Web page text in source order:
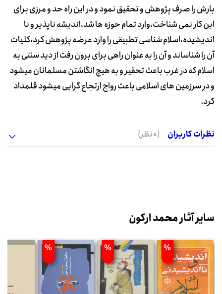
بارش را صرف پژوهش و تحقیق نمود و در این راه حد و مرزی برای
این کار نمی شناخت.وارد تمام حوزه ها شد،اندیشه ناپذیر و نا
اندیشیده،اسلام شناسی تطبیقی را وارد عرضه پژوهش کرد،کلیات
آن را شناساند و آن را به عنوان راهی برای برون رفت از دید سنتی به
اسلام که در غرب باعث تحقیر و به هیچ انگاشتن مسلمانان میشود
و در سرزمین های اسلامی باعث رواج ارتجاع گرایی میشود قلمداد
کرد.
نظرات کاربران (0 نظر)
سایر آثار محمد ارکون
%
%
%